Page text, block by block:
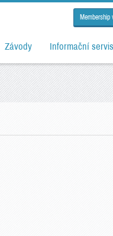
Membership
Závody Informační servis